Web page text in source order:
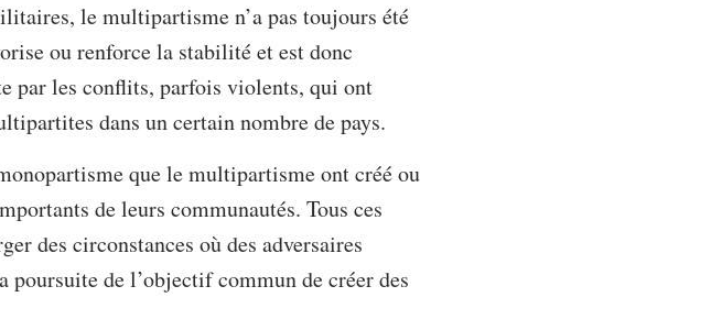
le multipartisme n’a pas toujours été
ou renforce la stabilité et est donc
par les conflits, parfois violents, qui ont
dans un certain nombre de pays.
que le multipartisme ont créé ou
de leurs communautés. Tous ces
des circonstances où des adversaires
de l’objectif commun de créer des